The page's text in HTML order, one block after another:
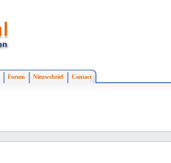
Forum Nieuwsbrief Contact